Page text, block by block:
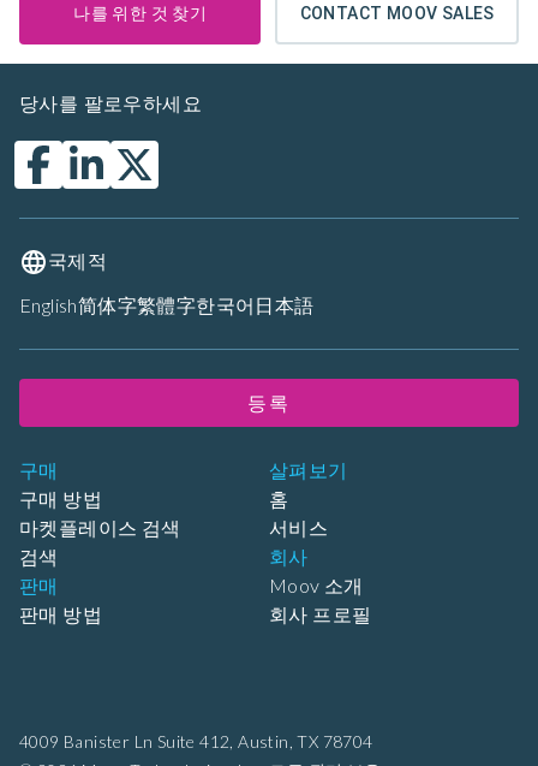
나를 위한 것 찾기 CONTACT MOOV SALES
4009 Banister Ln Suite 412, Austin, TX 78704
구매
구매 방법
마켓플레이스 검색
검색
판매
판매 방법
살펴보기
홈
서비스
회사
Moov 소개
회사 프로필
당사를 팔로우하세요
국제적
English简体字繁體字한국어 日本語
등록